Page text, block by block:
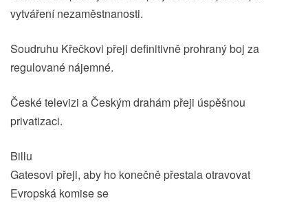
vytváření nezaměstnanosti.
Soudruhu Křečkovi přeji definitivně prohraný boj za
regulované nájemné.
České televizi a Českým drahám přeji úspěšnou
privatizaci.
Billu
Gatesovi přeji, aby ho konečně přestala otravovat
Evropská komise se